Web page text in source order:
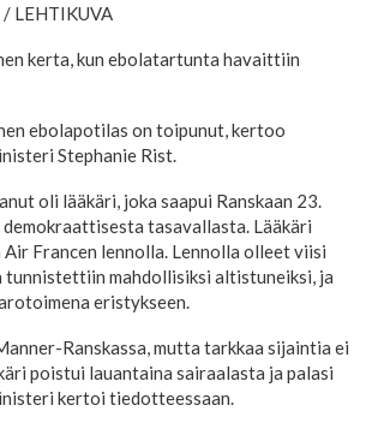
/ LEHTIKUVA
kerta, kun ebolatartunta havaittiin
ebolapotilas on toipunut, kertoo
Stephanie Rist.
oli lääkäri, joka saapui Ranskaan 23.
tasavallasta. Lääkäri
Air Francen lennolla. Lennolla olleet viisi
tunnistettiin mahdollisiksi altistuneiksi, ja
eristykseen.
Ranskassa, mutta tarkkaa sijaintia ei
poistui lauantaina sairaalasta ja palasi
kertoi tiedotteessaan.